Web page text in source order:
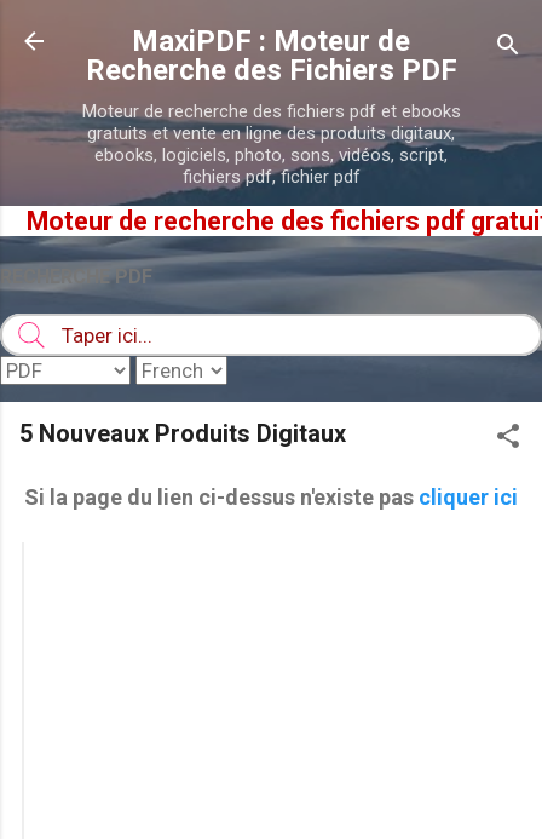
Accéder au contenu principal
MaxiPDF : Moteur de
Recherche des Fichiers PDF
Moteur de recherche des fichiers pdf et ebooks
gratuits et vente en ligne des produits digitaux,
ebooks, logiciels, photo, sons, vidéos, script,
fichiers pdf, fichier pdf
de recherche des fichiers pdf gratuits .
RECHERCHE PDF
5 Nouveaux Produits Digitaux
Si la page du lien ci-dessus n'existe pas cliquer ici